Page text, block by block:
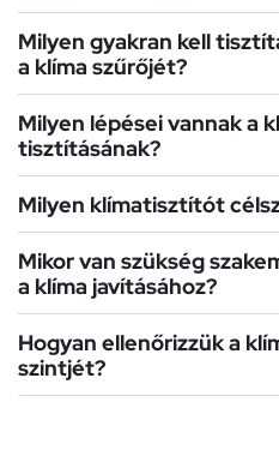
Milyen gyakran kell
a klíma szűrőjét?
Milyen lépései vannak a
tisztításának?
Milyen klímatisztítót
Mikor van szükség
a klíma javításához?
Hogyan ellenőrizzük a
szintjét?